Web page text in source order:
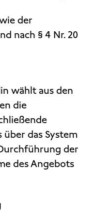
der
nach § 4 Nr. 20
wählt aus den
die
das System
der
des Angebots